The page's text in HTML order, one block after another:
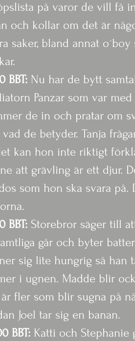
på varor de vill få
och kollar om det är
saker, bland annat
BBT: Nu har de bytt
Panzar som var
de in och pratar om
de betyder. Tanja
kan hon inte riktigt
att grävling är ett djur.
som hon ska svara
BBT: Storebror säger till
går och byter
sig lite hungrig så han
i ugnen. Madde blir
fler som blir sugna på
Joel tar sig en banan.
BBT: Katti och